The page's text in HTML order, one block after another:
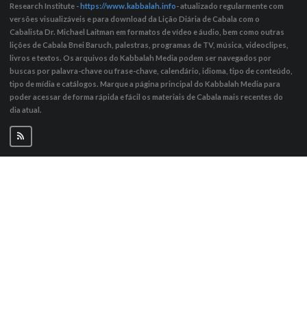
Research Institute -https://www.kabbalah.info- atualizado regularmente com
versões visualizáveis ​​e para download da Lição Diária de Cabala com o
Cabalista Dr. Michael Laitman em formatos de vídeo e áudio, bem como outras
lições de Cabala Bnei Baruch, palestras, programas de TV, música, videoclipes,
livros e textos. Os arquivos do Kabbalah Media podem ser navegados por
buscas por palavra-chave ou frase-chave, calendário, idioma, tipo de conteúdo,
tipo de mídia e catálogos. Marque a página principal do Kabbalah Media para
poder acessar de forma rápida e fácil os materiais de Cabala mais recentes do
dia atual.